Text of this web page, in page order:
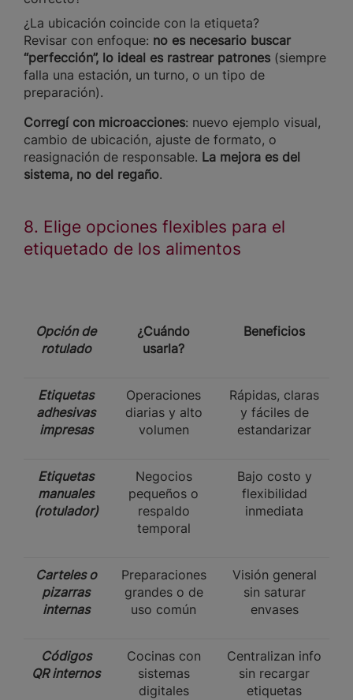
¿La ubicación coincide con la etiqueta?
Revisar con enfoque: no es necesario buscar
“perfección”, lo ideal es rastrear patrones (siempre
falla una estación, un turno, o un tipo de
preparación).
Corregícon microacciones: nuevo ejemplo visual,
cambio de ubicación, ajuste de formato, o
reasignación de responsable. La mejora es del
sistema, no del regaño.
8. Elige opciones flexibles para el
etiquetado de los alimentos
Opción de
rotulado
¿Cuándo
usarla?
Beneficios
Etiquetas
adhesivas
impresas
Operaciones
diarias y alto
volumen
Rápidas, claras
y fáciles de
estandarizar
Etiquetas
manuales
(rotulador)
Negocios
pequeños o
respaldo
temporal
Bajo costo y
flexibilidad
inmediata
Carteles o
pizarras
internas
Preparaciones
grandes o de
uso común
Visión general
sin saturar
envases
Códigos
QR internos
Cocinas con
sistemas
digitales
Centralizan info
sin recargar
etiquetas